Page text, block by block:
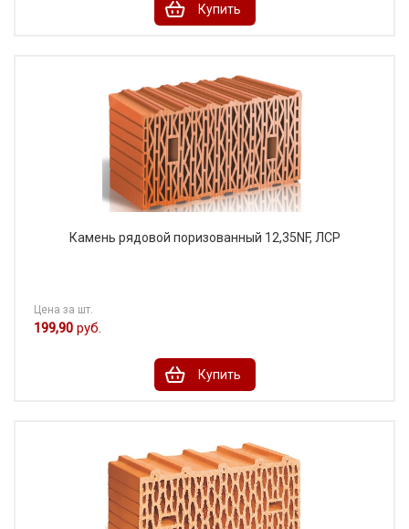
Купить
Камень рядовой поризованный 12,35NF, ЛСР
Цена за шт.
199,90 руб.
Купить